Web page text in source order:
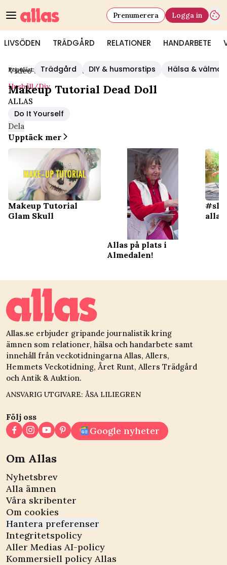
LIVSÖDEN TRÄDGÅRD RELATIONER HANDARBETE
Prenumerera Logga in
Populärt: Trädgård DIY & husmorstips Hälsa &
Video Start/Hushåll/diy
Hushåll/diy
Makeup Tutorial Dead Doll
ALLAS
Do It Yourself
Dela
Upptäck mer
Makeup Tutorial
Glam Skull
Allas på plats i
Almedalen!
Allas.se erbjuder gripande journalistik kring
ämnen som relationer, hälsa och handarbete samt
innehåll från veckotidningarna Allas, Allers,
Hemmets Veckotidning, Året Runt, Allers Trädgård
och Antik & Auktion.
ANSVARIG UTGIVARE: ÅSA LILIEGREN
Följ oss
Google nyheter
Om Allas
Nyhetsbrev
Alla ämnen
Våra skribenter
Om cookies
Hantera preferenser
Integritetspolicy
Aller Medias AI-policy
Kommersiell policy Allas